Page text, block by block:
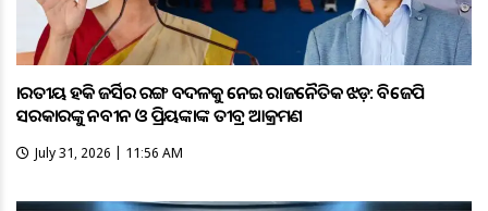
ଭାରତୀୟ ହକି ଜର୍ସିର ରଙ୍ଗ ବଦଳକୁ ନେଇ ରାଜନୈତିକ ଝଡ଼: ବିଜେପି
ସରକାରଙ୍କୁ ନବୀନ ଓ ପ୍ରିୟଙ୍କାଙ୍କ ତୀବ୍ର ଆକ୍ରମଣ
July 31, 2026 | 11:56 AM